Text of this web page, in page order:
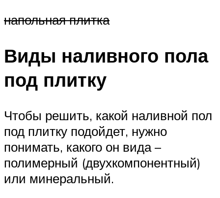
напольная плитка
Виды наливного пола
под плитку
Чтобы решить, какой наливной пол
под плитку подойдет, нужно
понимать, какого он вида –
полимерный (двухкомпонентный)
или минеральный.